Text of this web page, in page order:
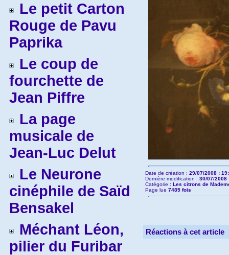
Le petit Carton
Rouge de Pavu
Paprika
Le coup de
fourchette de
Jean Piffre
La page
musicale de
Jean-Luc Delut
Le Neurone
cinéphile de Saïd
Bensakel
Méchant Léon,
pilier du Furibar
Date de création : 29/07/2008 :
Dernière modification : 30/07/2008
Catégorie : Les citrons de
Page lue 7485 fois
Réactions à cet article